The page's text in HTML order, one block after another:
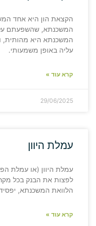
הקצאת הון היא אחד
המשכנתא, שהשפעתם על
המשכנתא היא מהותית,
עליה באופן משמעותי.
קרא עוד »
29/06/2025
עמלת היוון
עמלת היוון (או עמלת
לפצות את הבנק בכל
הלוואת המשכנתא,
קרא עוד »